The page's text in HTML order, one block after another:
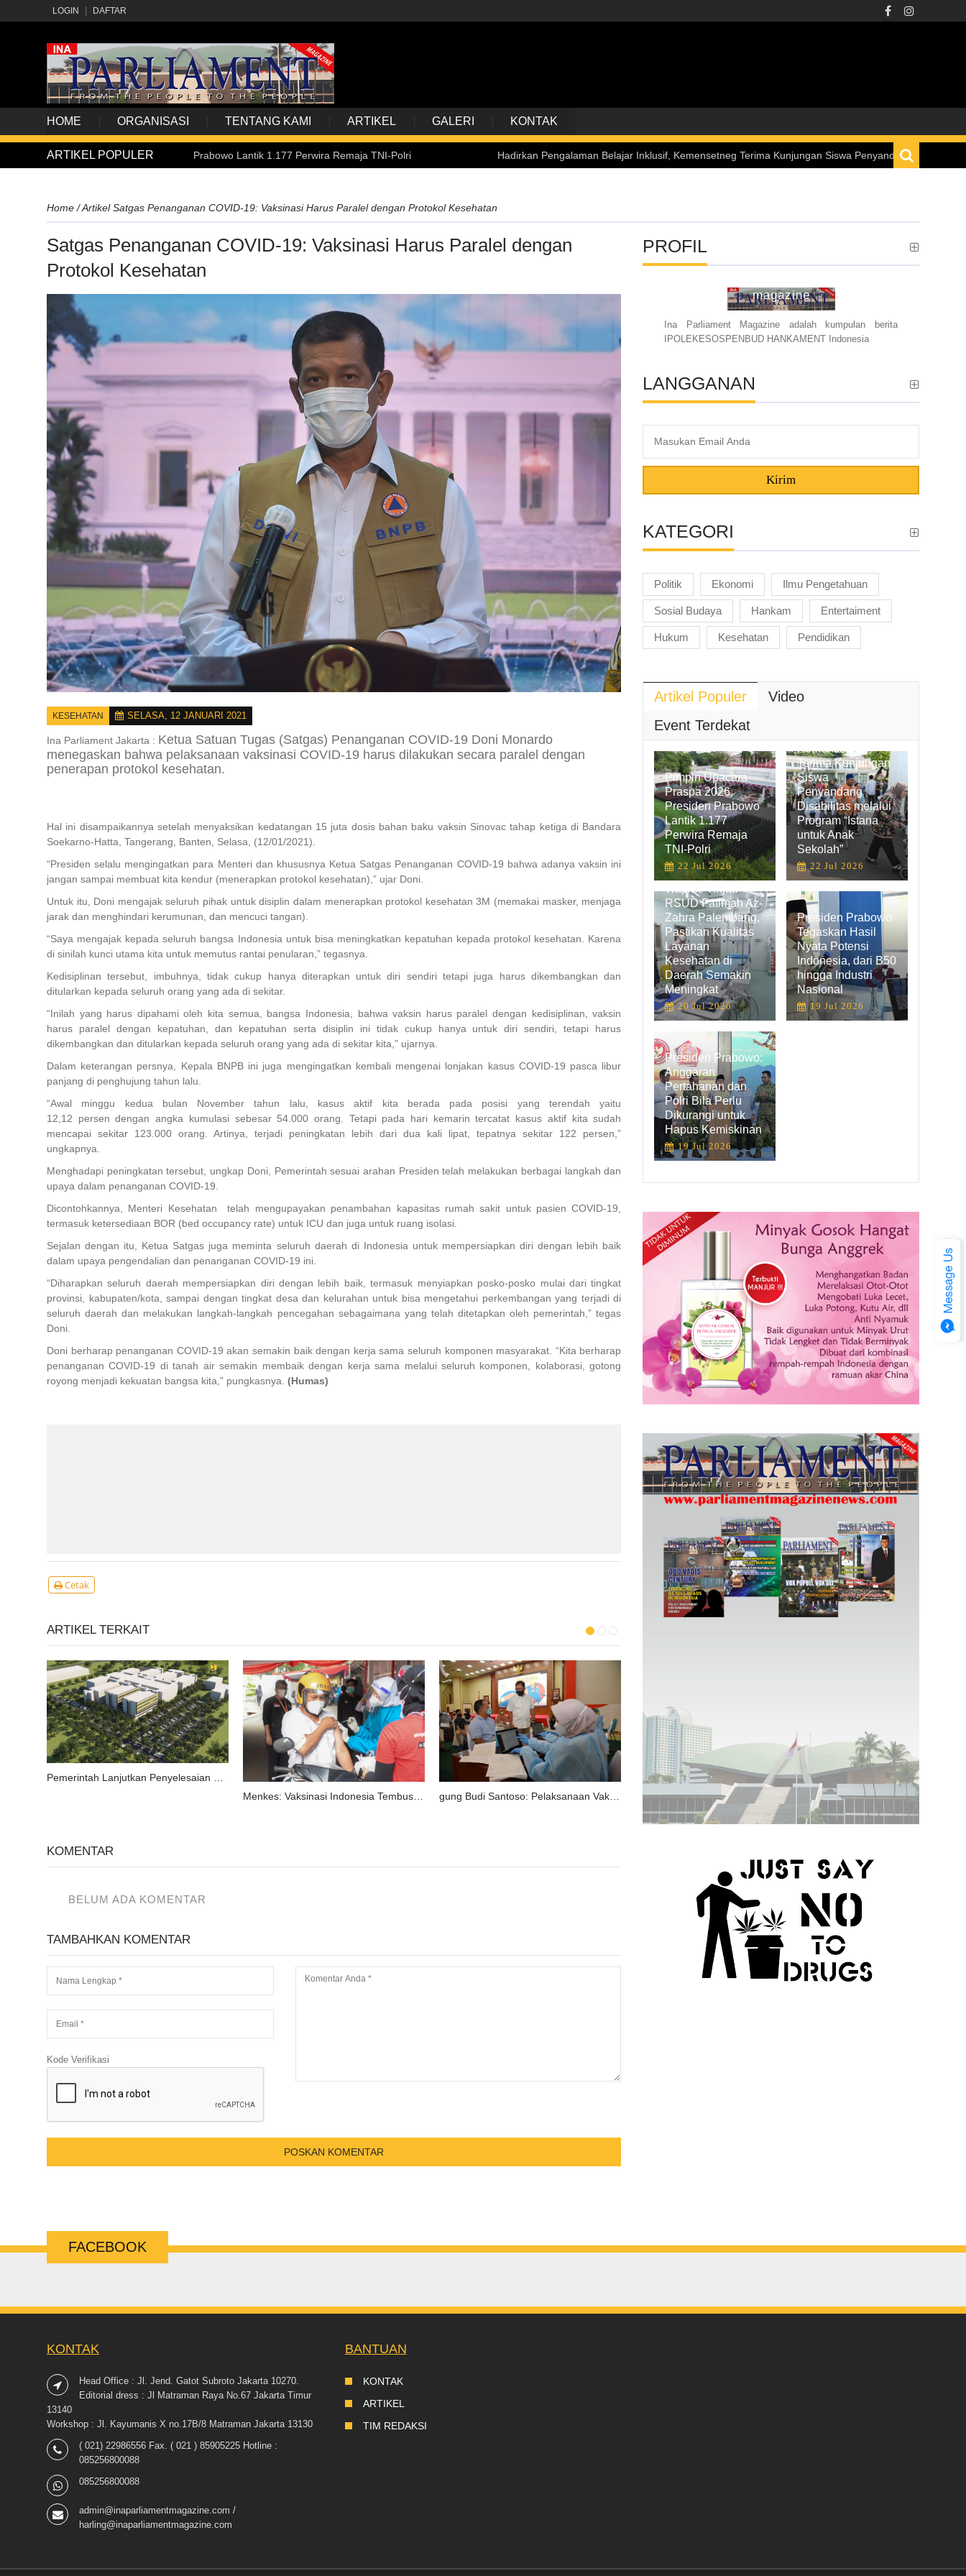
LOGIN DAFTAR
HOME ORGANISASI TENTANG KAMI ARTIKEL GALERI KONTAK
ARTIKEL POPULER
Praspa 2026, Presiden Prabowo Lantik 1.177 Perwira Remaja TNI-Polri Hadirkan Pengalaman Belajar Inklusif, Kemensetneg Terima Kunjungan Siswa Penyandang Disabilitas melalui Program
Home /Artikel Satgas Penanganan COVID-19: Vaksinasi Harus Paralel dengan Protokol Kesehatan
Satgas Penanganan COVID-19: Vaksinasi Harus Paralel dengan
Protokol Kesehatan
KESEHATAN SELASA, 12 JANUARI 2021
Ina Parliament Jakarta : Ketua Satuan Tugas (Satgas) Penanganan COVID-19 Doni Monardo
menegaskan bahwa pelaksanaan vaksinasi COVID-19 harus dilakukan secara paralel dengan
penerapan protokol kesehatan.
Hal ini disampaikannya setelah menyaksikan kedatangan 15 juta dosis bahan baku vaksin Sinovac tahap ketiga di Bandara
Soekarno-Hatta, Tangerang, Banten, Selasa, (12/01/2021).
“Presiden selalu mengingatkan para Menteri dan khususnya Ketua Satgas Penanganan COVID-19 bahwa adanya vaksin ini
jangan sampai membuat kita kendur (menerapkan protokol kesehatan),” ujar Doni.
Untuk itu, Doni mengajak seluruh pihak untuk disiplin dalam menerapkan protokol kesehatan 3M (memakai masker, menjaga
jarak dan menghindari kerumunan, dan mencuci tangan).
“Saya mengajak kepada seluruh bangsa Indonesia untuk bisa meningkatkan kepatuhan kepada protokol kesehatan. Karena
di sinilah kunci utama kita untuk memutus rantai penularan,” tegasnya.
Kedisiplinan tersebut, imbuhnya, tidak cukup hanya diterapkan untuk diri sendiri tetapi juga harus dikembangkan dan
ditularkan kepada seluruh orang yang ada di sekitar.
“Inilah yang harus dipahami oleh kita semua, bangsa Indonesia, bahwa vaksin harus paralel dengan kedisiplinan, vaksin
harus paralel dengan kepatuhan, dan kepatuhan serta disiplin ini tidak cukup hanya untuk diri sendiri, tetapi harus
dikembangkan dan ditularkan kepada seluruh orang yang ada di sekitar kita,” ujarnya.
Dalam keterangan persnya, Kepala BNPB ini juga mengingatkan kembali mengenai lonjakan kasus COVID-19 pasca libur
panjang di penghujung tahun lalu.
“Awal minggu kedua bulan November tahun lalu, kasus aktif kita berada pada posisi yang terendah yaitu
12,12 persen dengan angka kumulasi sebesar 54.000 orang. Tetapi pada hari kemarin tercatat kasus aktif kita sudah
mencapai sekitar 123.000 orang. Artinya, terjadi peningkatan lebih dari dua kali lipat, tepatnya sekitar 122 persen,”
ungkapnya.
Menghadapi peningkatan tersebut, ungkap Doni, Pemerintah sesuai arahan Presiden telah melakukan berbagai langkah dan
upaya dalam penanganan COVID-19.
Dicontohkannya, Menteri Kesehatan telah mengupayakan penambahan kapasitas rumah sakit untuk pasien COVID-19,
termasuk ketersediaan BOR (bed occupancy rate) untuk ICU dan juga untuk ruang isolasi.
Sejalan dengan itu, Ketua Satgas juga meminta seluruh daerah di Indonesia untuk mempersiapkan diri dengan lebih baik
dalam upaya pengendalian dan penanganan COVID-19 ini.
“Diharapkan seluruh daerah mempersiapkan diri dengan lebih baik, termasuk menyiapkan posko-posko mulai dari tingkat
provinsi, kabupaten/kota, sampai dengan tingkat desa dan kelurahan untuk bisa mengetahui perkembangan yang terjadi di
seluruh daerah dan melakukan langkah-langkah pencegahan sebagaimana yang telah ditetapkan oleh pemerintah,” tegas
Doni.
Doni berharap penanganan COVID-19 akan semakin baik dengan kerja sama seluruh komponen masyarakat. “Kita berharap
penanganan COVID-19 di tanah air semakin membaik dengan kerja sama melalui seluruh komponen, kolaborasi, gotong
royong menjadi kekuatan bangsa kita,” pungkasnya. (Humas)
Cetak
ARTIKEL TERKAIT
KOMENTAR
BELUM ADA KOMENTAR
TAMBAHKAN KOMENTAR
Kode Verifikasi
PROFIL
magazine
Ina Parliament Magazine adalah kumpulan berita
IPOLEKESOSPENBUD HANKAMENT Indonesia
LANGGANAN
Kirim
KATEGORI
Politik Ekonomi Ilmu Pengetahuan
Sosial Budaya Hankam Entertaiment
Hukum Kesehatan Pendidikan
Artikel Populer
Video
Event Terdekat
Pimpin Upacara
Praspa 2026,
Presiden Prabowo
Lantik 1.177
Perwira Remaja
TNI-Polri
22 Jul 2026
Hadirkan
Kemensetneg
Terima Kunjungan
Siswa
Penyandang
Disabilitas melalui
Program “Istana
untuk Anak
Sekolah”
22 Jul 2026
Wapres Tinjau
RSUD Fatimah Az-
Zahra Palembang,
Pastikan Kualitas
Layanan
Kesehatan di
Daerah Semakin
Meningkat
20 Jul 2026
Presiden Prabowo
Tegaskan Hasil
Nyata Potensi
Indonesia, dari B50
hingga Industri
Nasional
19 Jul 2026
Presiden Prabowo:
Anggaran
Pertahanan dan
Polri Bila Perlu
Dikurangi untuk
Hapus Kemiskinan
19 Jul 2026
FACEBOOK
KONTAK
Head Office : Jl. Jend. Gatot Subroto Jakarta 10270.
Editorial dress : Jl Matraman Raya No.67 Jakarta Timur
13140
Workshop : Jl. Kayumanis X no.17B/8 Matraman Jakarta 13130
( 021) 22986556 Fax. ( 021 ) 85905225 Hotline :
085256800088
085256800088
admin@inaparliamentmagazine.com /
harling@inaparliamentmagazine.com
BANTUAN
KONTAK
ARTIKEL
TIM REDAKSI